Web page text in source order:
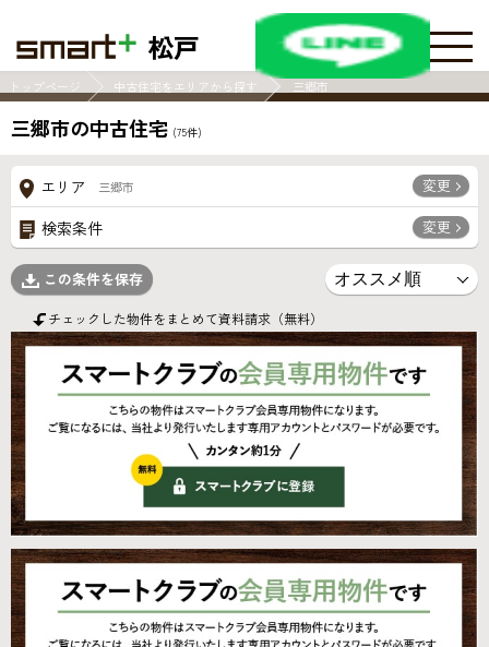
松戸
トップページ 中古住宅をエリアから探す 三郷市
三郷市の中古住宅 (75件)
エリア 三郷市 変更
検索条件 変更
この条件を保存
チェックした物件をまとめて資料請求（無料）